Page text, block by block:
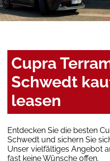
Cupra
Schwedt
leasen
Entdecken Sie die besten
Schwedt und sichern Sie
Unser vielfältiges Angebot
fast keine Wünsche offen.